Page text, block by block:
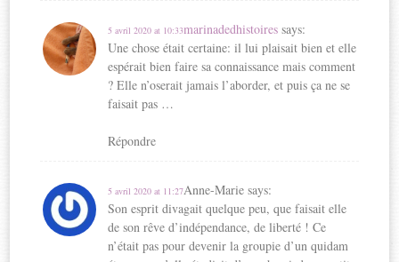
marinadedhistoires says:
5 avril 2020 at 10:33
Une chose était certaine: il lui plaisait bien et elle
espérait bien faire sa connaissance mais comment
? Elle n’oserait jamais l’aborder, et puis ça ne se
faisait pas …
Répondre
Anne-Marie says:
5 avril 2020 at 11:27
Son esprit divagait quelque peu, que faisait elle
de son rêve d’indépendance, de liberté ! Ce
n’était pas pour devenir la groupie d’un quidam